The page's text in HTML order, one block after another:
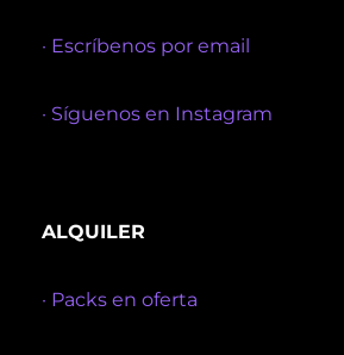
· Escríbenos por email
· Síguenos en Instagram
ALQUILER
· Packs en oferta